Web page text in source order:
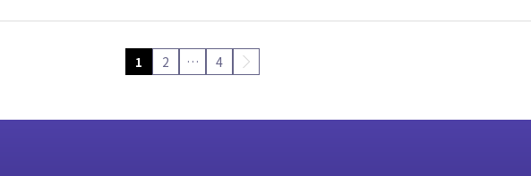
連接詞用法。 Key Takeaways 從屬連
…
1 2 … 4